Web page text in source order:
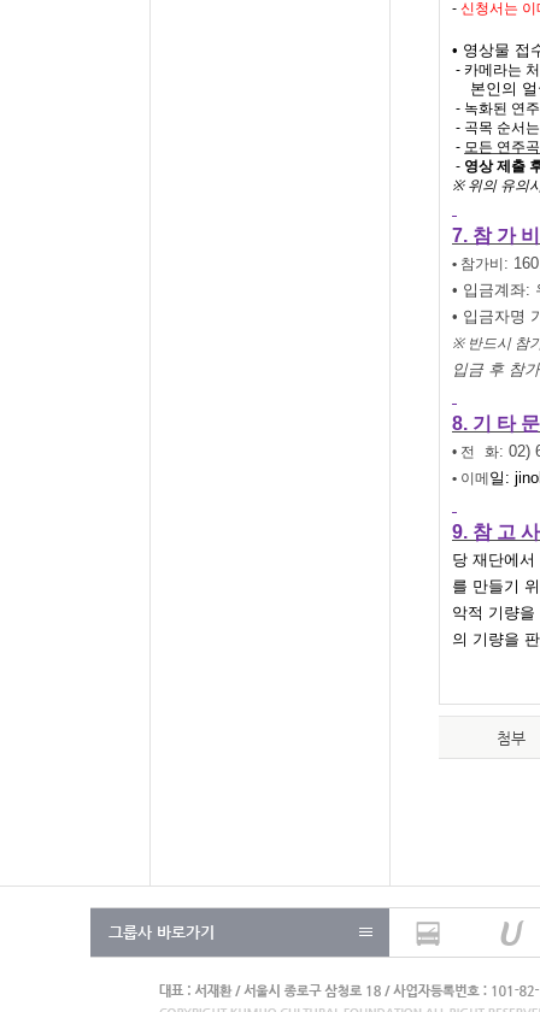
- 신청서는
• 영상물 접
-카메라는
본인의
- 녹화된 연
- 곡목 순서
- 모든 연주
- 영상 제출
※ 위의 유의
7. 참 가 비
• 참가비 :
• 입금계좌:
• 입금자명
※ 반드시 참
입금 후 참
8. 기 타
• 전 화: 02)
• 이메 일 :
9. 참 고
당 재단에서
를 만들기
악적 기량을
의 기량을
첨부
그룹사 바로가기